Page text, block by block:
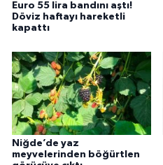
Euro 55 lira bandını aştı!
Döviz haftayı hareketli
kapattı
Niğde’de yaz
meyvelerinden böğürtlen